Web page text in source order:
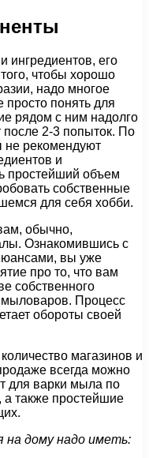
ингредиентов, его
чтобы хорошо
надо многое
просто понять для
рядом с ним надолго
после 2-3 попыток. По
рекомендуют
и
простейший объем
собственные
для себя хобби.
обычно,
Ознакомившись с
вы уже
про то, что вам
собственного
Процесс
обороты своей
магазинов и
всегда можно
для варки мыла по
а также простейшие
на дому надо иметь: